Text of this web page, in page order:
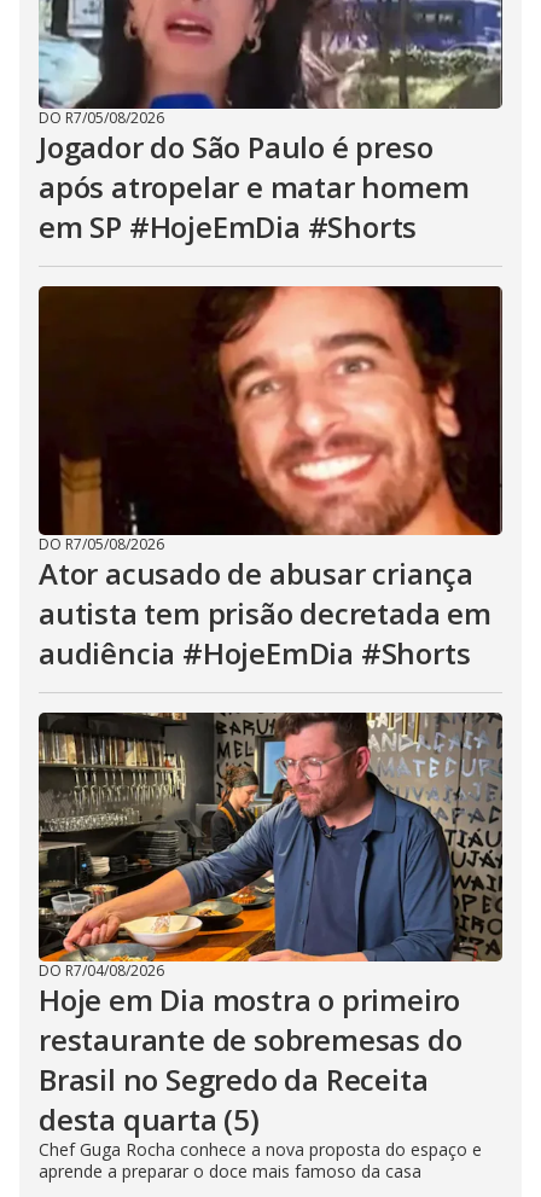
DO R7/05/08/2026
Jogador do São Paulo é preso
após atropelar e matar homem
em SP #HojeEmDia #Shorts
DO R7/05/08/2026
Ator acusado de abusar criança
autista tem prisão decretada em
audiência #HojeEmDia #Shorts
DO R7/04/08/2026
Hoje em Dia mostra o primeiro
restaurante de sobremesas do
Brasil no Segredo da Receita
desta quarta (5)
Chef Guga Rocha conhece a nova proposta do espaço e
aprende a preparar o doce mais famoso da casa